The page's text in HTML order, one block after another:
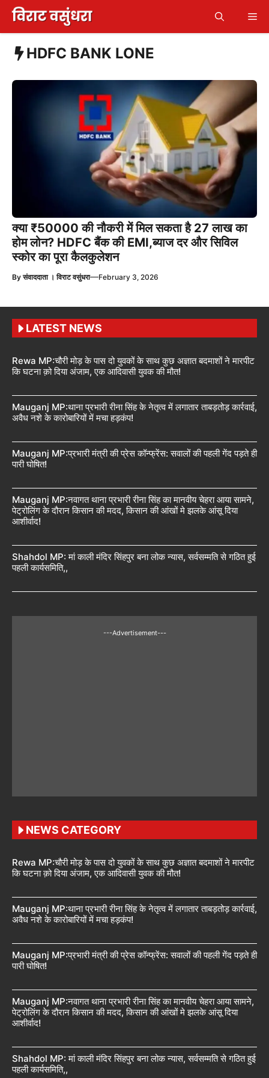
Skip
content
HDFC BANK LONE
क्या ₹50000 की नौकरी में मिल सकता है 27 लाख का
होम लोन? HDFC बैंक की EMI,ब्याज दर और सिविल
स्कोर का पूरा कैलकुलेशन
Byसंवाददाता । विराट वसुंधरा—February 3, 2026
LATEST NEWS
Rewa MP:चौरी मोड़ के पास दो युवकों के साथ कुछ अज्ञात बदमाशों ने मारपीट
कि घटना क़ो दिया अंजाम, एक आदिवासी युवक की मौत!
Mauganj MP:थाना प्रभारी रीना सिंह के नेतृत्व में लगातार ताबड़तोड़ कार्रवाई,
अवैध नशे के कारोबारियों में मचा हड़कंप!
Mauganj MP:प्रभारी मंत्री की प्रेस कॉन्फ्रेंस: सवालों की पहली गेंद पड़ते ही
पारी घोषित!
Mauganj MP:नवागत थाना प्रभारी रीना सिंह का मानवीय चेहरा आया सामने,
पेट्रोलिंग के दौरान किसान की मदद, किसान की आंखों मे झलके आंसू दिया
आशीर्वाद!
Shahdol MP: मां काली मंदिर सिंहपुर बना लोक न्यास, सर्वसम्मति से गठित हुई
पहली कार्यसमिति,,
---Advertisement---
NEWS CATEGORY
Rewa MP:चौरी मोड़ के पास दो युवकों के साथ कुछ अज्ञात बदमाशों ने मारपीट
कि घटना क़ो दिया अंजाम, एक आदिवासी युवक की मौत!
Mauganj MP:थाना प्रभारी रीना सिंह के नेतृत्व में लगातार ताबड़तोड़ कार्रवाई,
अवैध नशे के कारोबारियों में मचा हड़कंप!
Mauganj MP:प्रभारी मंत्री की प्रेस कॉन्फ्रेंस: सवालों की पहली गेंद पड़ते ही
पारी घोषित!
Mauganj MP:नवागत थाना प्रभारी रीना सिंह का मानवीय चेहरा आया सामने,
पेट्रोलिंग के दौरान किसान की मदद, किसान की आंखों मे झलके आंसू दिया
आशीर्वाद!
Shahdol MP: मां काली मंदिर सिंहपुर बना लोक न्यास, सर्वसम्मति से गठित हुई
पहली कार्यसमिति,,